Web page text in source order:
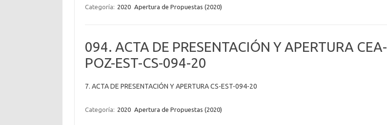
Categoría: 2020 Apertura de Propuestas (2020)
094. ACTA DE PRESENTACIÓN Y APERTURA CEA-
POZ-EST-CS-094-20
7. ACTA DE PRESENTACIÓN Y APERTURA CS-EST-094-20
Categoría: 2020 Apertura de Propuestas (2020)